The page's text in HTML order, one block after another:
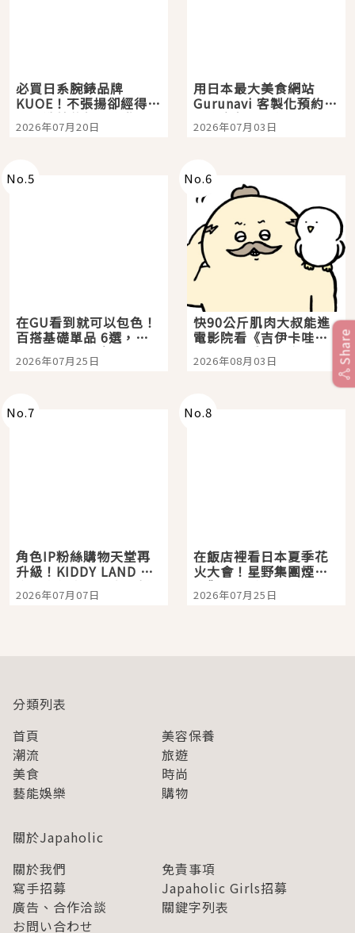
必買日系腕錶品牌
KUOE！不張揚卻經得起
時間洗鍊的經典之作五
選
2026年07月20日
用日本最大美食網站
Gurunavi 客製化預約九
大都市餐廳，打造專屬
美食體驗！
2026年07月03日
No.5
在GU看到就可以包色！
百搭基礎單品 6選，閉
眼全收也不心疼
2026年07月25日
No.6
快90公斤肌肉大叔能進
電影院看《吉伊卡哇》
嗎？日本重金屬樂團
「打首」會長與nagano
2026年08月03日
No.7
角色IP粉絲購物天堂再
升級！KIDDY LAND 原
宿店吉伊卡哇迎客，新
開幕 OMOKADO 店3分
2026年07月07日
No.8
在飯店裡看日本夏季花
火大會！星野集團煙火
景觀飯店6選，讓你不用
人擠人悠閒欣賞
2026年07月25日
Share
分類列表
首頁
美容保養
潮流
旅遊
美食
時尚
藝能娛樂
購物
關於Japaholic
關於我們
免責事項
寫手招募
Japaholic Girls招募
廣告、合作洽談
關鍵字列表
お問い合わせ